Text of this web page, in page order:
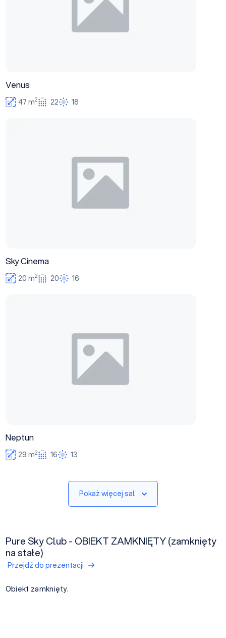
Venus
47 m2 22 18
Sky Cinema
20 m2 20 16
Neptun
29 m2 16 13
Pokaż więcej sal
Pure Sky Club - OBIEKT ZAMKNIĘTY (zamknięty
na stałe)
Przejdź do prezentacji
Obiekt zamknięty.